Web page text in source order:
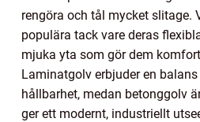
rengöra och tål mycket slitage.
populära tack vare deras
mjuka yta som gör dem
Laminatgolv erbjuder en
hållbarhet, medan betonggolv
ger ett modernt, industriellt